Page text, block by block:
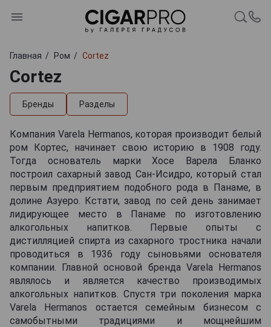
Главная Ром Cortez
Cortez
Бренды Разделы
Компания Varela Hermanos, которая производит белый
ром Кортес, начинает свою историю в 1908 году.
Тогда основатель марки Хосе Варела Бланко
построил сахарный завод Сан-Исидро, который стал
первым предприятием подобного рода в Панаме, в
долине Азуеро. Кстати, завод по сей день занимает
лидирующее место в Панаме по изготовлению
алкогольных напитков. Первые опыты с
дистилляцией спирта из сахарного тростника начали
проводиться в 1936 году сыновьями основателя
компании. Главной основой бренда Varela Hermanos
являлось и является качество производимых
алкогольных напитков. Спустя три поколения марка
Varela Hermanos остается семейным бизнесом с
самобытными традициями и мощнейшим